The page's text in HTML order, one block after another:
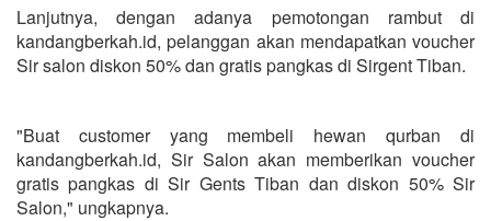
Lanjutnya, dengan adanya pemotongan rambut di
kandangberkah.id, pelanggan akan mendapatkan voucher
Sir salon diskon 50% dan gratis pangkas di Sirgent Tiban.
"Buat customer yang membeli hewan qurban di
kandangberkah.id, Sir Salon akan memberikan voucher
gratis pangkas di Sir Gents Tiban dan diskon 50% Sir
Salon," ungkapnya.